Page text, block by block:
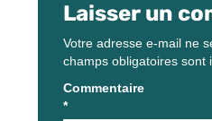
Laisser un
Votre adresse e-mail ne
champs obligatoires sont
Commentaire
*